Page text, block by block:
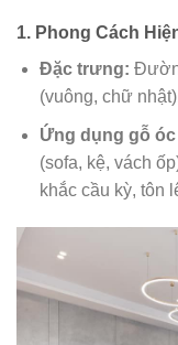
1. Phong Cách
Đặc trưng:
(vuông, chữ
Ứng dụng gỗ
(sofa, kệ, vách
khắc cầu kỳ, tôn